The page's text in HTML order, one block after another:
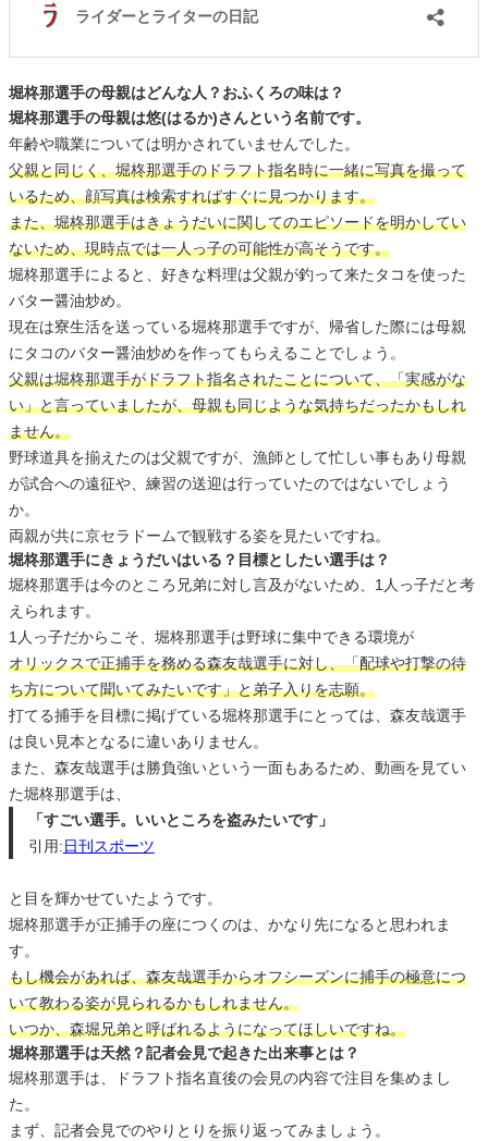
堀柊那選手の母親はどんな人？おふくろの味は？
堀柊那選手の母親は悠(はるか)さんという名前です。
年齢や職業については明かされていませんでした。
父親と同じく、堀柊那選手のドラフト指名時に一緒に写真を撮って
いるため、顔写真は検索すればすぐに見つかります。
また、堀柊那選手はきょうだいに関してのエピソードを明かしてい
ないため、現時点では一人っ子の可能性が高そうです。
堀柊那選手によると、好きな料理は父親が釣って来たタコを使った
バター醤油炒め。
現在は寮生活を送っている堀柊那選手ですが、帰省した際には母親
にタコのバター醤油炒めを作ってもらえることでしょう。
父親は堀柊那選手がドラフト指名されたことについて、「実感がな
い」と言っていましたが、母親も同じような気持ちだったかもしれ
ません。
野球道具を揃えたのは父親ですが、漁師として忙しい事もあり母親
が試合への遠征や、練習の送迎は行っていたのではないでしょう
か。
両親が共に京セラドームで観戦する姿を見たいですね。
堀柊那選手にきょうだいはいる？目標としたい選手は？
堀柊那選手は今のところ兄弟に対し言及がないため、1人っ子だと考
えられます。
1人っ子だからこそ、堀柊那選手は野球に集中できる環境が
オリックスで正捕手を務める森友哉選手に対し、「配球や打撃の待
ち方について聞いてみたいです」と弟子入りを志願。
打てる捕手を目標に掲げている堀柊那選手にとっては、森友哉選手
は良い見本となるに違いありません。
また、森友哉選手は勝負強いという一面もあるため、動画を見てい
た堀柊那選手は、
「すごい選手。いいところを盗みたいです」
引用:日刊スポーツ
と目を輝かせていたようです。
堀柊那選手が正捕手の座につくのは、かなり先になると思われま
す。
もし機会があれば、森友哉選手からオフシーズンに捕手の極意につ
いて教わる姿が見られるかもしれません。
いつか、森堀兄弟と呼ばれるようになってほしいですね。
堀柊那選手は天然？記者会見で起きた出来事とは？
堀柊那選手は、ドラフト指名直後の会見の内容で注目を集めまし
た。
まず、記者会見でのやりとりを振り返ってみましょう。